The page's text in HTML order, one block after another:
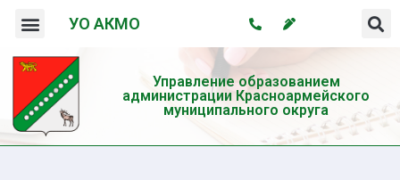
УО АКМО
Управление образованием
администрации Красноармейского
муниципального округа